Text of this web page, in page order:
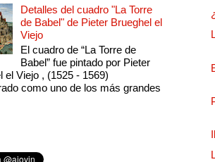
Detalles del cuadro "La Torre
de Babel" de Pieter Brueghel el
Viejo
El cuadro de “La Torre de
Babel” fue pintado por Pieter
el Viejo , (1525 - 1569)
como uno de los más grandes